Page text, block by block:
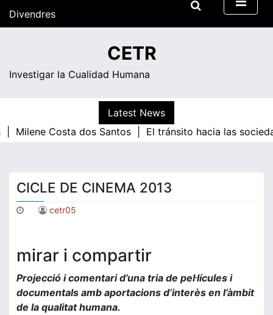
Divendres
CETR
Investigar la Cualidad Humana
Latest News
| Milene Costa dos Santos | El tránsito hacia las
CICLE DE CINEMA 2013
cetr05
mirar i compartir
Projecció i comentari d’una tria de pel·lícules i
documentals amb aportacions d’interès en l’àmbit
de la qualitat humana.